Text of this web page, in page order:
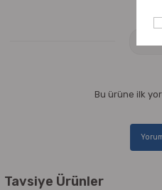
Bu ürüne ilk
Tavsiye Ürünler